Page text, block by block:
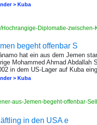
> Kuba
Diplomatie-
begeht offenbar S
hat ein aus dem Jemen
Mohammed Ahmad
in dem US-Lager auf Kuba
> Kuba
aus-Jemen-begeht-offenbar-
in den USA e